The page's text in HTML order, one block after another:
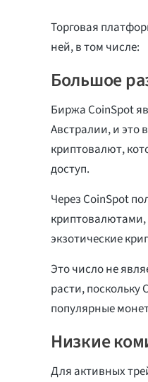
Торговая
ней, в том числе:
Большое
Биржа CoinSpot
Австралии, и это
криптовалют,
доступ.
Через CoinSpot
криптовалютами,
экзотические
Это число не
расти, поскольку
популярные
Низкие
Для активных